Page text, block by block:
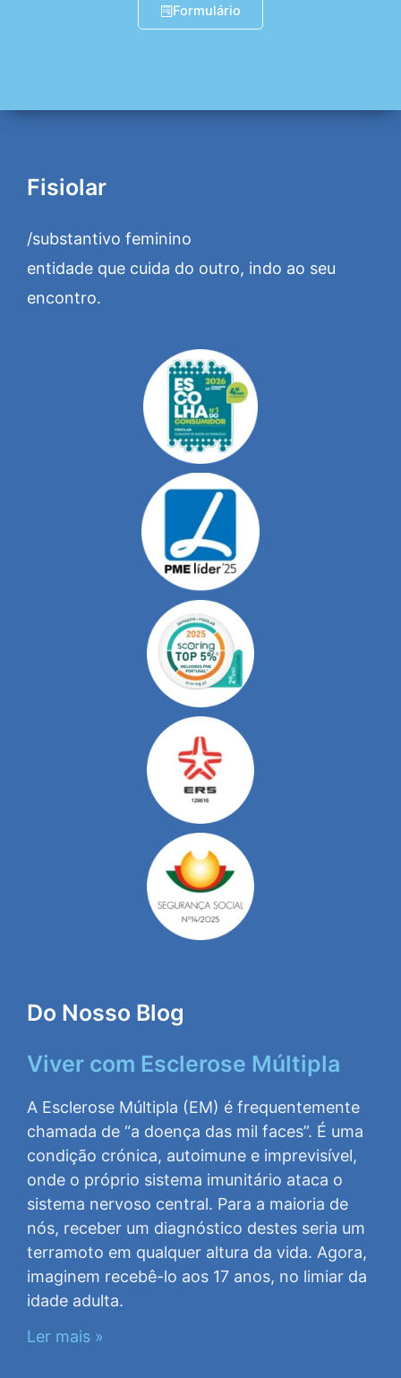
Formulário
Fisiolar
/substantivo feminino
entidade que cuida do outro, indo ao seu
encontro.
Do Nosso Blog
Viver com Esclerose Múltipla
A Esclerose Múltipla (EM) é frequentemente
chamada de “a doença das mil faces”. É uma
condição crónica, autoimune e imprevisível,
onde o próprio sistema imunitário ataca o
sistema nervoso central. Para a maioria de
nós, receber um diagnóstico destes seria um
terramoto em qualquer altura da vida. Agora,
imaginem recebê-lo aos 17 anos, no limiar da
idade adulta.
Ler mais »